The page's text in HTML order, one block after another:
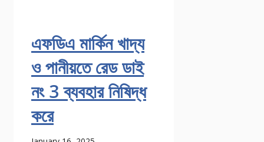
এফডিএ মার্কিন খাদ্য
ও পানীয়তে রেড ডাই
নং 3 ব্যবহার নিষিদ্ধ
করে